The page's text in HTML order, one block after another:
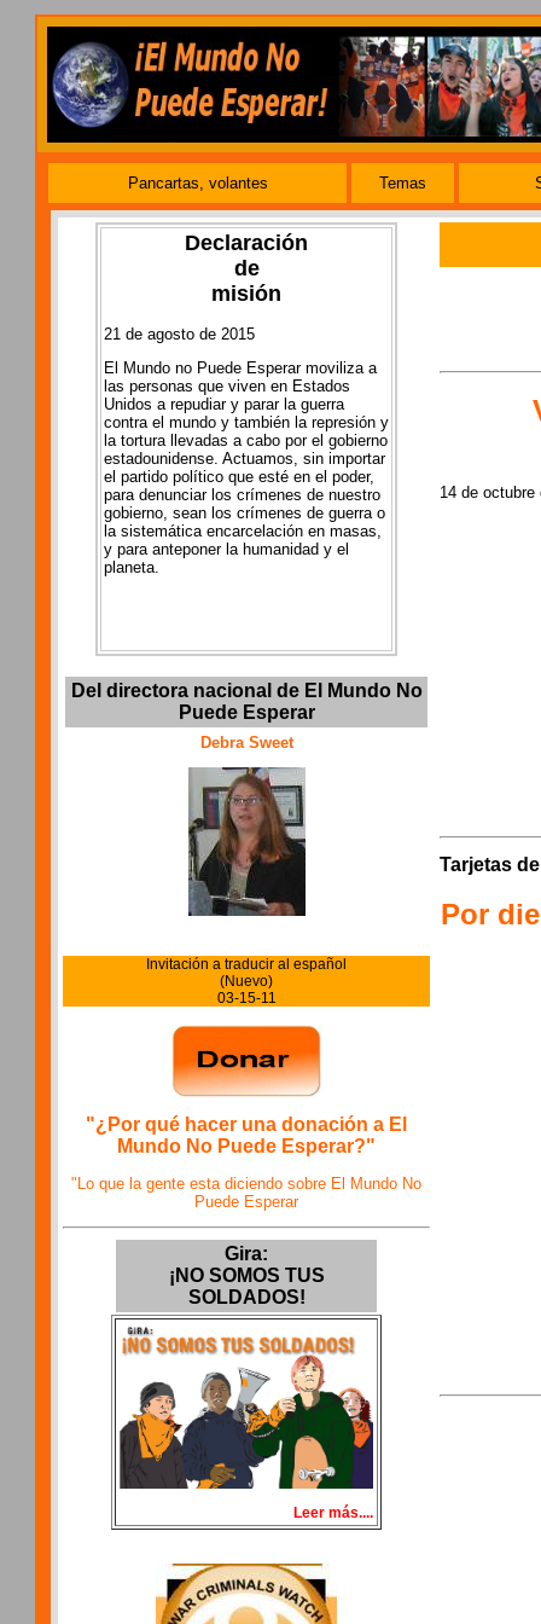
Pancartas, volantes Temas
Declaración
de
misión
21 de agosto de 2015
El Mundo no Puede Esperar moviliza a
las personas que viven en Estados
Unidos a repudiar y parar la guerra
contra el mundo y también la represión y
la tortura llevadas a cabo por el gobierno
estadounidense. Actuamos, sin importar
el partido político que esté en el poder,
para denunciar los crímenes de nuestro
gobierno, sean los crímenes de guerra o
la sistemática encarcelación en masas,
y para anteponer la humanidad y el
planeta.
Del directora nacional de El Mundo No
Puede Esperar
Debra Sweet
Invitación a traducir al español
(Nuevo)
03-15-11
"¿Por qué hacer una donación a El
Mundo No Puede Esperar?"
"Lo que la gente esta diciendo sobre El Mundo No
Puede Esperar
Gira:
¡NO SOMOS TUS
SOLDADOS!
Leer más....
14 de octubre
Tarjetas
Por